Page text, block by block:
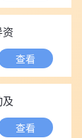
查看
查看